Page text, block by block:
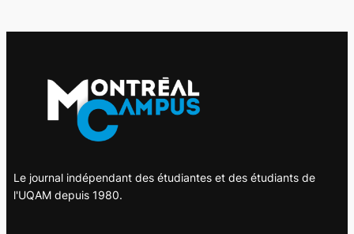
Le journal indépendant des étudiantes et des étudiants de
l'UQAM depuis 1980.